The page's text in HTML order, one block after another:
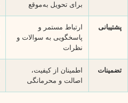
برای تحویل به‌موقع
پشتیبانی
ارتباط مستمر و
پاسخگویی به سوالات و
نظرات
تضمینات
اطمینان از کیفیت،
اصالت و محرمانگی